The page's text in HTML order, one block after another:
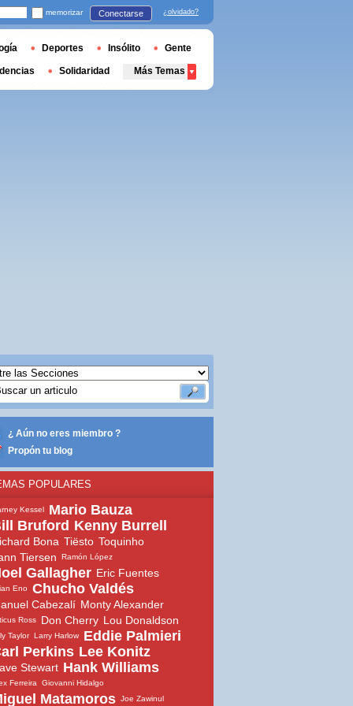
¿ Aún no eres miembro ?
Propón tu blog
POPULARES
Kessel
Mario Bauza
Bruford Kenny Burrell
Bona Tiësto Toquinho
Tiersen
Ramón López
Gallagher Eric Fuentes
Eno Chucho Valdés
Cabezalí Monty Alexander
Ross Don Cherry Lou Donaldson
Taylor Larry Harlow
Eddie Palmieri
Perkins Lee Konitz
Stewart Hank Williams
Ferreira Giovanni Hidalgo
Matamoros Joe Zawinul
memorizar Conectarse ¿olvidado?
Deportes Insólito Gente
Solidaridad Más Temas